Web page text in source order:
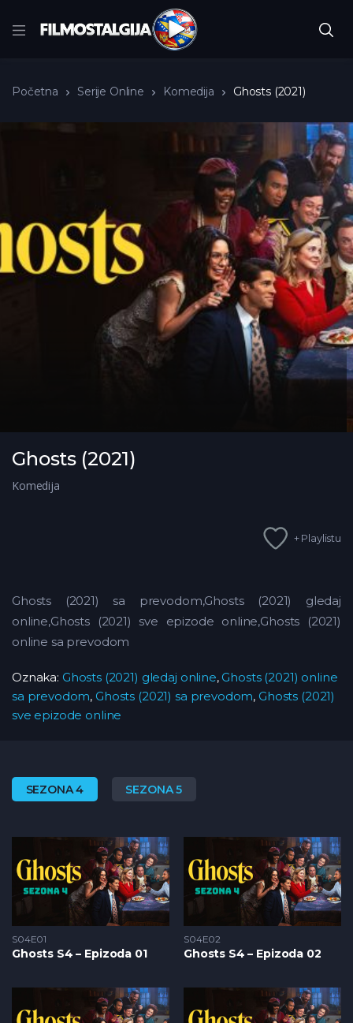
Početna Serije Online Komedija Ghosts (2021)
Ghosts (2021)
Komedija
+ Playlistu
Ghosts (2021) sa prevodom,Ghosts (2021) gledaj
online,Ghosts (2021) sve epizode online,Ghosts (2021)
online sa prevodom
Oznaka: Ghosts (2021) gledaj online, Ghosts (2021) online
sa prevodom, Ghosts (2021) sa prevodom, Ghosts (2021)
sve epizode online
SEZONA 4 SEZONA 5
S04E01
Ghosts S4 – Epizoda 01
S04E02
Ghosts S4 – Epizoda 02